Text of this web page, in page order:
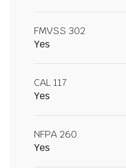
FMVSS 302
Yes
CAL 117
Yes
NFPA 260
Yes